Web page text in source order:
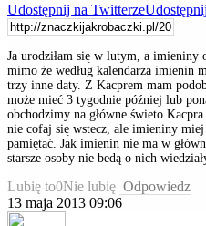
Udostępnij na Twitterze
Ja urodziłam się w lutym, a imieniny
mimo że według kalendarza imienin
trzy inne daty. Z Kacprem mam
może mieć 3 tygodnie później lub
obchodzimy na główne świeto
nie cofaj się wstecz, ale imieniny
pamiętać. Jak imienin nie ma w
starsze osoby nie bedą o nich
Lubię to0Nie lubię Odpowiedz
13 maja 2013 09:06